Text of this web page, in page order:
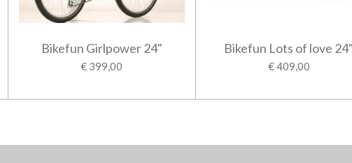
Bikefun Girlpower 24"
€ 399,00
Bikefun Lots of love 24"
€ 409,00